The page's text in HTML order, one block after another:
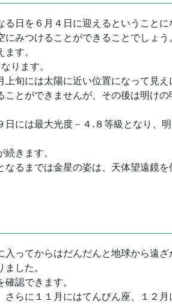
日を６月４日に迎えるということ
みつけることができることでしょう。
す。
ります。
旬には太陽に近い位置になって見え
とができませんが、その後は明け
には最大光度－４.８等級となり、
きます。
るまでは金星の姿は、天体望遠鏡を
ってからはだんだんと地球から遠
した。
認できます。
らに１１月にはてんびん座、１２